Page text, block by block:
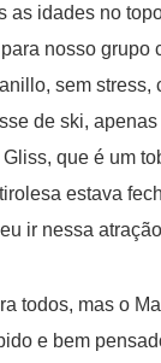
idades no
nosso grupo
sem
de ski,
que é um
estava
ir nessa
todos, mas o
e bem